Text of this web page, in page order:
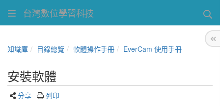
台灣數位學習科技
知識庫 目錄總覽 軟體操作手冊 EverCam 使用手冊
安裝軟體
分享 列印